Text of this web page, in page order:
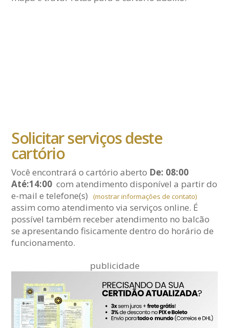
Solicitar serviços deste
cartório
Você encontrará o cartório aberto De: 08:00
Até:14:00 com atendimento disponível a partir do
e-maile telefone(s) (mostrar informações de contato)
assim como atendimento via serviços online. É
possível também receber atendimento no balcão
se apresentando fisicamente dentro do horário de
funcionamento.
publicidade